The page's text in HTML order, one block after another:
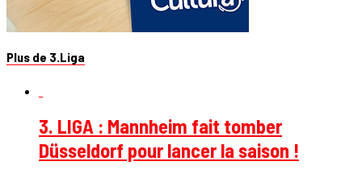
Plus de 3.Liga
3. LIGA : Mannheim fait tomber
Düsseldorf pour lancer la saison !